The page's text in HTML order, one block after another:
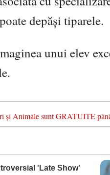
depăși tiparele.
unui elev
Animale sunt GRATUITE